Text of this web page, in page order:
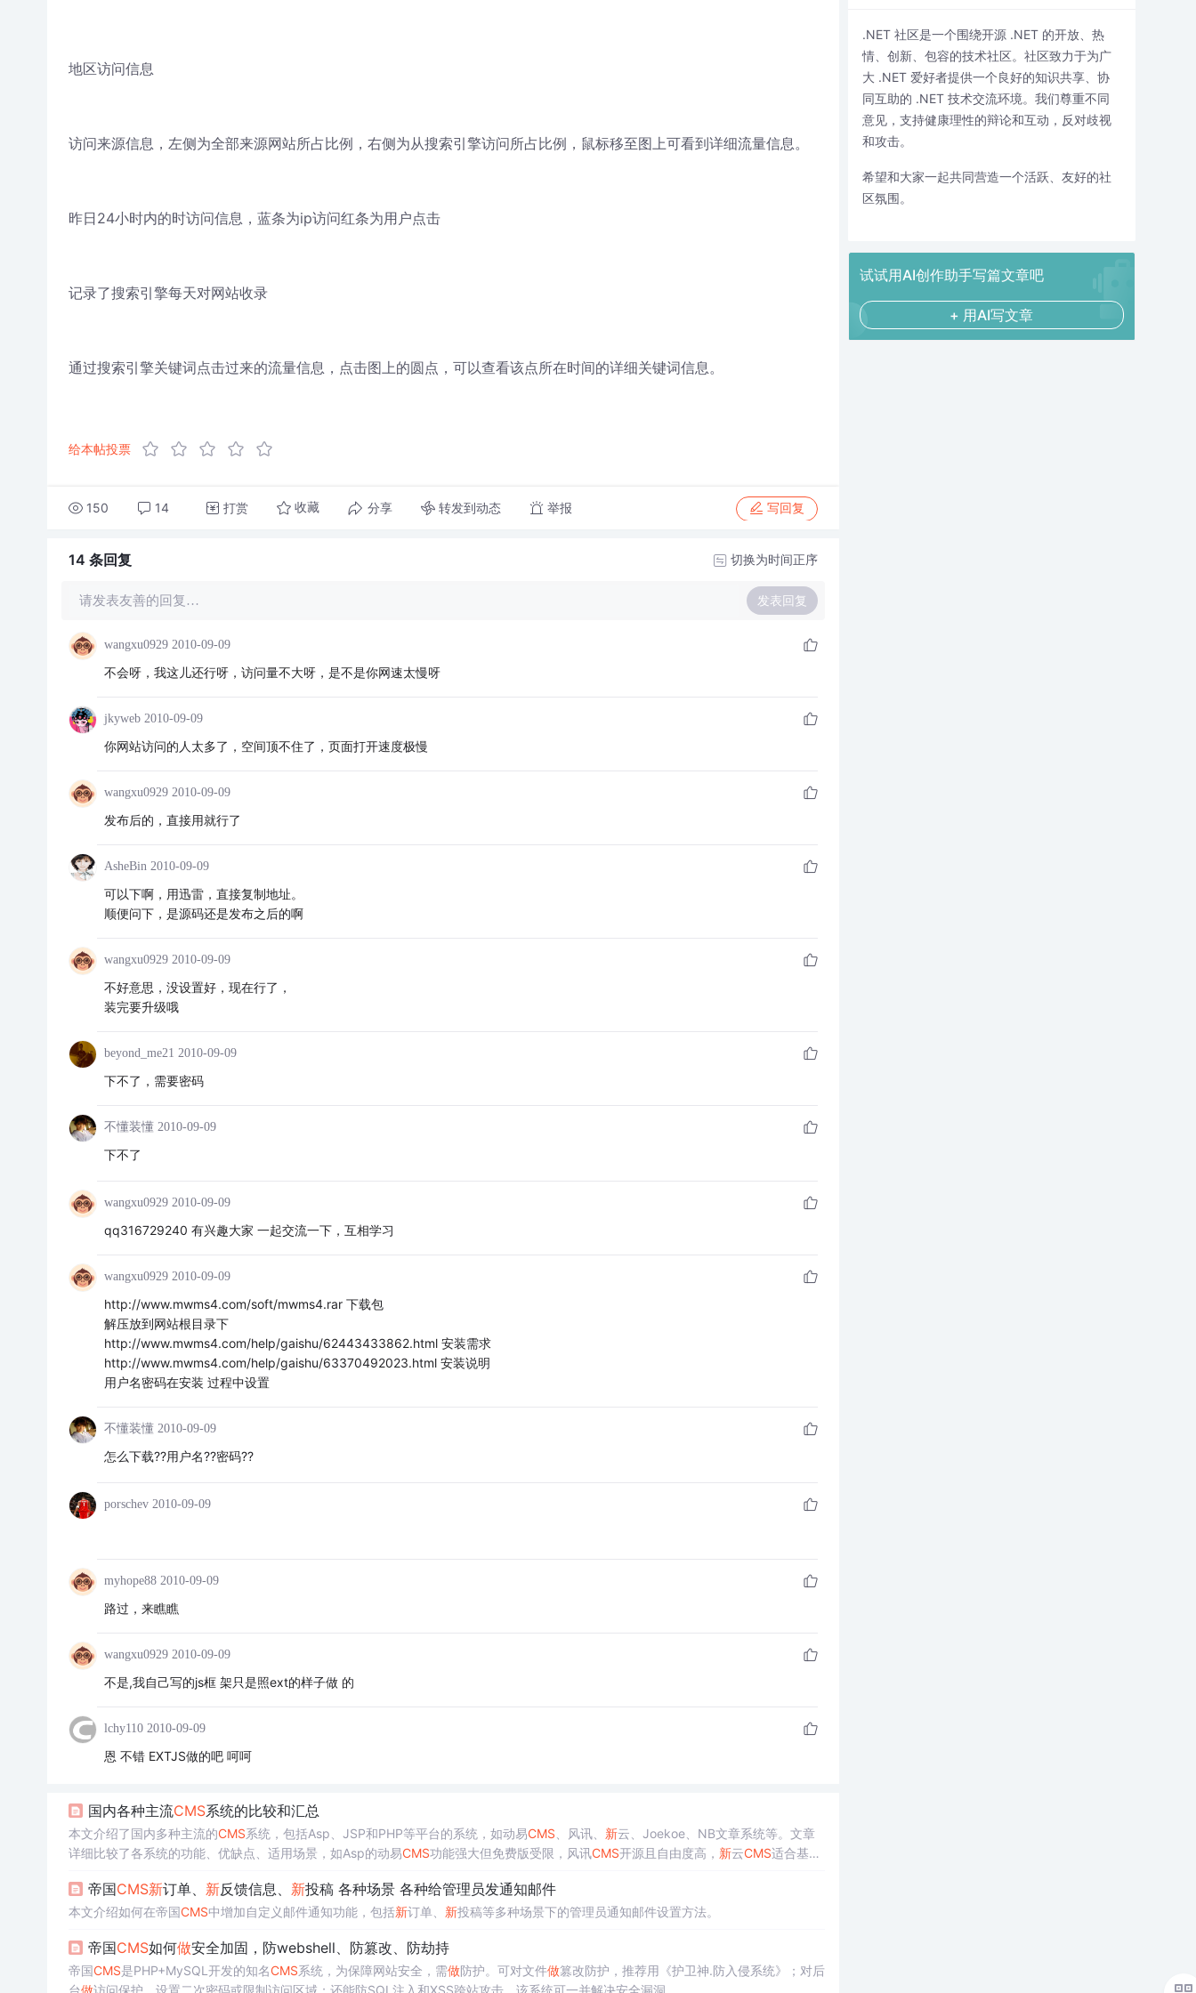
地区访问信息
访问来源信息，左侧为全部来源网站所占比例，右侧为从搜索引擎访问所占比例，鼠标移至图上可看到详细流量信息。
昨日24小时内的时访问信息，蓝条为ip访问红条为用户点击
记录了搜索引擎每天对网站收录
通过搜索引擎关键词点击过来的流量信息，点击图上的圆点，可以查看该点所在时间的详细关键词信息。
给本帖投票
150 14 打赏 收藏 分享 转发到动态 举报 写回复
14 条回复 切换为时间正序
请发表友善的回复… 发表回复
wangxu0929 2010-09-09
不会呀，我这儿还行呀，访问量不大呀，是不是你网速太慢呀
jkyweb 2010-09-09
你网站访问的人太多了，空间顶不住了，页面打开速度极慢
wangxu0929 2010-09-09
发布后的，直接用就行了
AsheBin 2010-09-09
可以下啊，用迅雷，直接复制地址。
顺便问下，是源码还是发布之后的啊
wangxu0929 2010-09-09
不好意思，没设置好，现在行了，
装完要升级哦
beyond_me21 2010-09-09
下不了，需要密码
不懂装懂 2010-09-09
下不了
wangxu0929 2010-09-09
qq316729240 有兴趣大家 一起交流一下，互相学习
wangxu0929 2010-09-09
http://www.mwms4.com/soft/mwms4.rar 下载包
解压放到网站根目录下
http://www.mwms4.com/help/gaishu/62443433862.html 安装需求
http://www.mwms4.com/help/gaishu/63370492023.html 安装说明
用户名密码在安装 过程中设置
不懂装懂 2010-09-09
怎么下载??用户名??密码??
porschev 2010-09-09
myhope88 2010-09-09
路过，来瞧瞧
wangxu0929 2010-09-09
不是,我自己写的js框 架只是照ext的样子做 的
lchy110 2010-09-09
恩 不错 EXTJS做的吧 呵呵
国内各种主流CMS系统的比较和汇总
本文介绍了国内多种主流的CMS系统，包括Asp、JSP和PHP等平台的系统，如动易CMS 、风讯、 新云、Joekoe、NB文章系统等。文章
详细比较了各系统的功能、优缺点、适用场景，如Asp的动易CMS功能强大但免费版受限，风讯CMS开源且自由度高， 新云CMS适合基本
易用性、灵活性、可扩展性等因素，并指出适合自己的才是最好的。
帝国CMS新订单、 新反馈信息、 新投稿 各种场景 各种给管理员发通知邮件
本文介绍如何在帝国CMS中增加自定义邮件通知功能，包括新订单、 新投稿等多种场景下的管理员通知邮件设置方法。
帝国CMS如何做安全加固，防webshell、防篡改、防劫持
帝国CMS是PHP+MySQL开发的知名CMS系统，为保障网站安全，需做防护。可对文件做篡改防护，推荐用《护卫神.防入侵系统》；对后
台做访问保护，设置二次密码或限制访问区域；还能防SQL注入和XSS跨站攻击，该系统可一并解决安全漏洞。
.NET 社区是一个围绕开源 .NET 的开放、热
情、创新、包容的技术社区。社区致力于为广
大 .NET 爱好者提供一个良好的知识共享、协
同互助的 .NET 技术交流环境。我们尊重不同
意见，支持健康理性的辩论和互动，反对歧视
和攻击。
希望和大家一起共同营造一个活跃、友好的社
区氛围。
试试用AI创作助手写篇文章吧
+ 用AI写文章